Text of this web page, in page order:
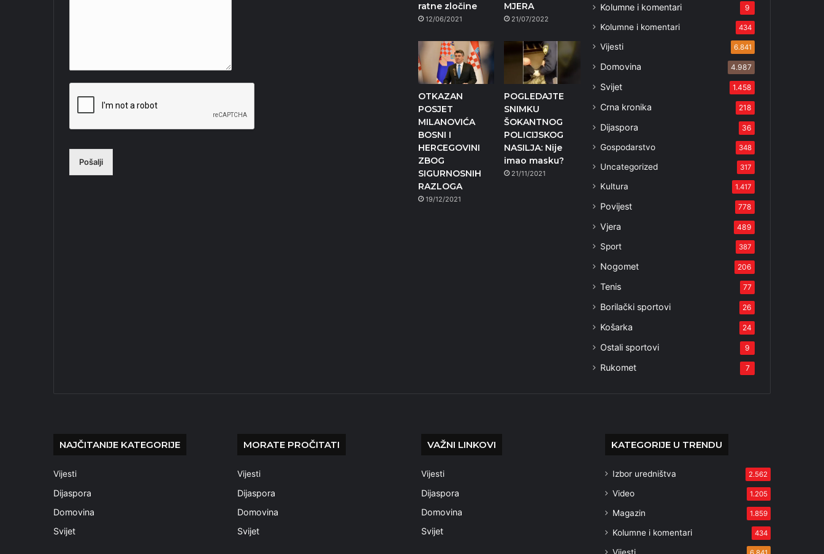
Pošalji
ratne zločine
12/06/2021
MJERA
21/07/2022
OTKAZAN
POSJET
MILANOVIĆA
BOSNI I
HERCEGOVINI
ZBOG
SIGURNOSNIH
RAZLOGA
19/12/2021
POGLEDAJTE
SNIMKU
ŠOKANTNOG
POLICIJSKOG
NASILJA: Nije
imao masku?
21/11/2021
Kolumne i komentari 9
Kolumne i komentari 434
Vijesti 6.841
Domovina 4.987
Svijet 1.458
Crna kronika 218
Dijaspora 36
Gospodarstvo 348
Uncategorized 317
Kultura 1.417
Povijest 778
Vjera 489
Sport 387
Nogomet 206
Tenis 77
Borilački sportovi 26
Košarka 24
Ostali sportovi 9
Rukomet 7
NAJČITANIJE KATEGORIJE
Vijesti
Dijaspora
Domovina
Svijet
MORATE PROČITATI
Vijesti
Dijaspora
Domovina
Svijet
VAŽNI LINKOVI
Vijesti
Dijaspora
Domovina
Svijet
KATEGORIJE U TRENDU
Izbor uredništva 2.562
Video 1.205
Magazin 1.859
Kolumne i komentari 434